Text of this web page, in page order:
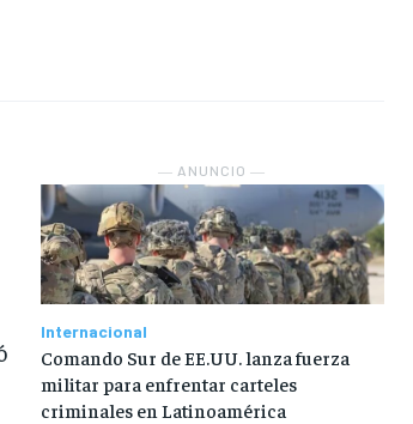
PUATE CON NOSOTROS
PUATE CON NOSOTROS
PUATE CON NOSOTROS
PUATE CON NOSOTROS
― ANUNCIO ―
Internacional
Comando Sur de EE.UU. lanza fuerza
militar para enfrentar carteles
criminales en Latinoamérica